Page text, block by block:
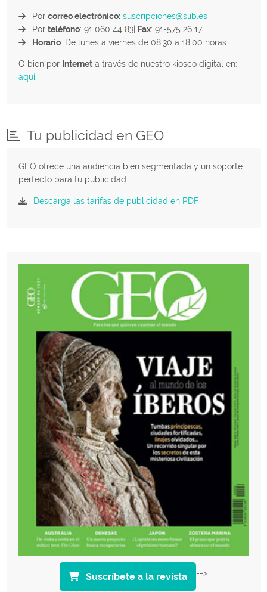
Por correo electrónico: suscripciones@slib.es
Por teléfono: 91 060 44 83| Fax: 91-575 26 17.
Horario: De lunes a viernes de 08:30 a 18:00 horas.
O bien por Interneta través de nuestro kiosco digital en:
aquí.
Tu publicidad en GEO
GEO ofrece una audiencia bien segmentada y un soporte
perfecto para tu publicidad.
Descarga las tarifas de publicidad en PDF
Suscríbete a la revista -->